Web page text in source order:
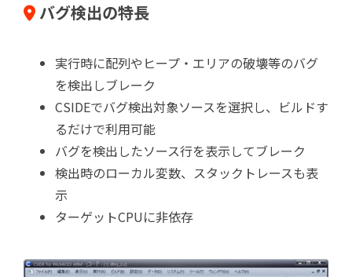
バグ検出の特長
実行時に配列やヒープ・エリアの破壊等のバグ
を検出しブレーク
CSIDEでバグ検出対象ソースを選択し、ビルドす
るだけで利用可能
バグを検出したソース行を表示してブレーク
検出時のローカル変数、スタックトレースも表
示
ターゲットCPUに非依存